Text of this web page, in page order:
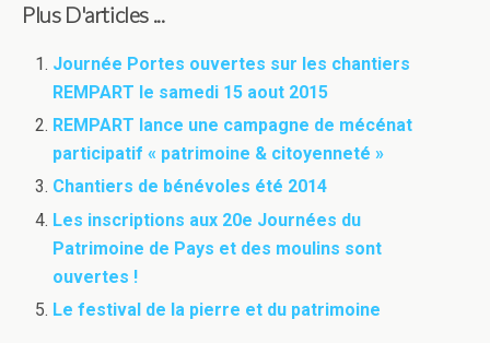
Plus D'articles ...
Journée Portes ouvertes sur les chantiers
REMPART le samedi 15 aout 2015
REMPART lance une campagne de mécénat
participatif « patrimoine & citoyenneté »
Chantiers de bénévoles été 2014
Les inscriptions aux 20e Journées du
Patrimoine de Pays et des moulins sont
ouvertes !
Le festival de la pierre et du patrimoine